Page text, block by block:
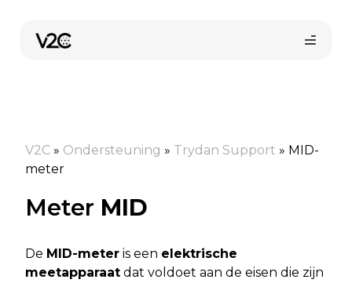
Online kopen
V2C » Ondersteuning » Trydan Support » MID-
meter
Meter MID
De MID-meter is een elektrische
meetapparaat dat voldoet aan de eisen die zijn